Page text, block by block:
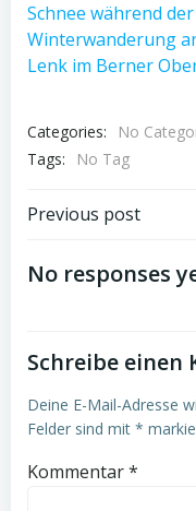
Categories:
No
Tags:
No Tag
Post
Previous post
No responses
Schreibe einen
Deine E-Mail-Adresse
Felder sind mit *
Kommentar*